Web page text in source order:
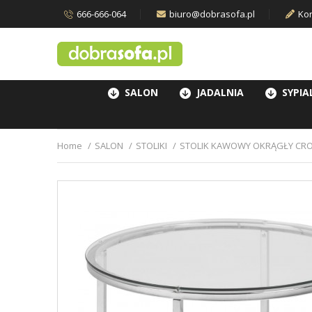
666-666-064 biuro@dobrasofa.pl
SALON JADALNIA
Home SALON STOLIKI STOLIK KAWOWY OKRĄGŁY